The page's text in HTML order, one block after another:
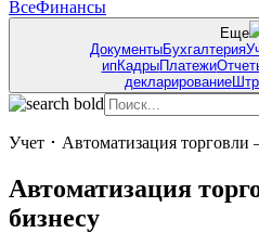
ВсеФинансы
Еще
ДокументыБухгалтерия
ипКадрыПлатежи
декларирование
Учет ･ Автоматизация торговли
Автоматизация
бизнесу